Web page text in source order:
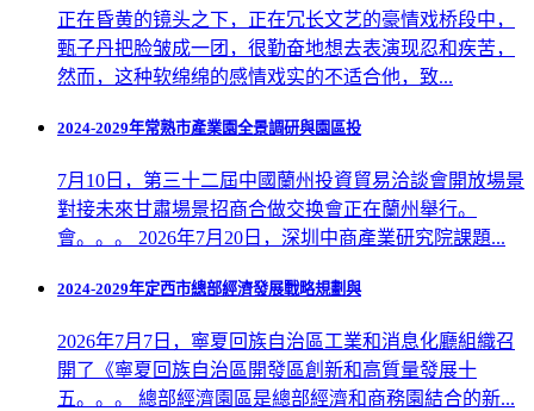
正在昏黄的镜头之下，正在冗长文艺的豪情戏桥段中，
甄子丹把脸皱成一团，很勤奋地想去表演现忍和疾苦，
然而，这种软绵绵的感情戏实的不适合他，致...
2024-2029年常熟市產業園全景調研與園區投
7月10日，第三十二屆中國蘭州投資貿易洽談會開放場景
對接未來甘肅場景招商合做交换會正在蘭州舉行。
會。。。 2026年7月20日，深圳中商產業研究院課題...
2024-2029年定西市總部經濟發展戰略規劃與
2026年7月7日，寧夏回族自治區工業和消息化廳組織召
開了《寧夏回族自治區開發區創新和高質量發展十
五。。。 總部經濟園區是總部經濟和商務園結合的新...